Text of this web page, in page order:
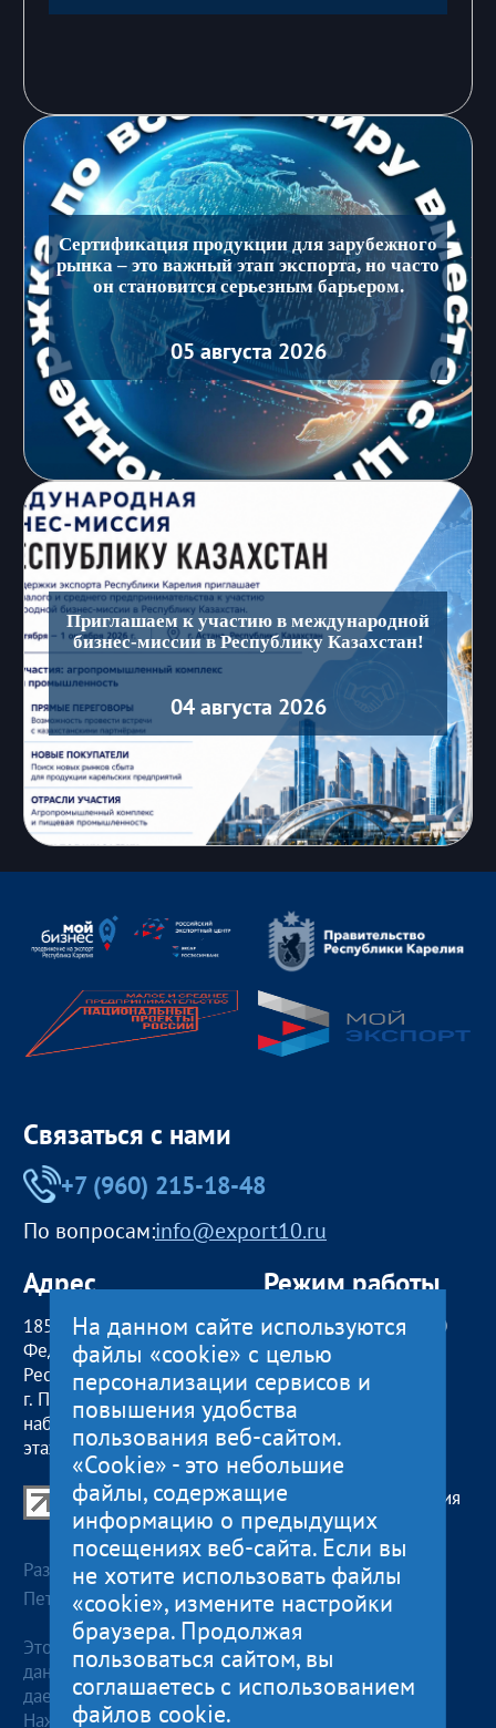
Сертификация продукции для зарубежного
рынка – это важный этап экспорта, но часто
он становится серьезным барьером.
05 августа 2026
Приглашаем к участию в международной
бизнес-миссии в Республику Казахстан!
04 августа 2026
Связаться с нами
+7 (960) 215-18-48
По вопросам:info@export10.ru
Адрес
185000, Российская
Федерация,
Республика Карелия
г. Петрозаводск,
наб. Гюллинга, 11 / 2
этаж, офис 2
Режим работы
пн — чт:09:00 — 18:00
пт:09:00 — 17:00
обед с 13:00 до 14:00
сб, вс
Центр поддержки экспорта Республики Карелия
© 2012—2024
Разработка и поддержка сайта — «Артлекс», г.
Петрозаводск
Этот сайт использует файлы cookies для хранения
данных. Продолжая использовать данный сайт, Вы
даете согласие на работу с этими файлами.
Нажимая кнопку «Отправить», я даю согласие на
На данном сайте используются
файлы «cookie» с целью
персонализации сервисов и
повышения удобства
пользования веб-сайтом.
«Cookie» - это небольшие
файлы, содержащие
информацию о предыдущих
посещениях веб-сайта. Если вы
не хотите использовать файлы
«cookie», измените настройки
браузера. Продолжая
пользоваться сайтом, вы
соглашаетесь с использованием
файлов cookie.